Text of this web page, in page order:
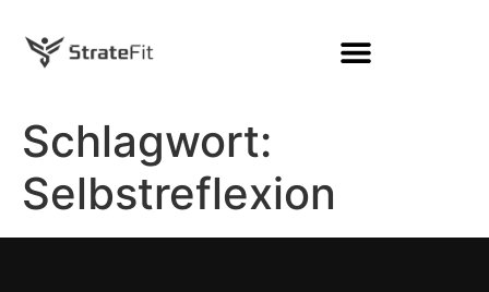
Schlagwort:
Selbstreflexion